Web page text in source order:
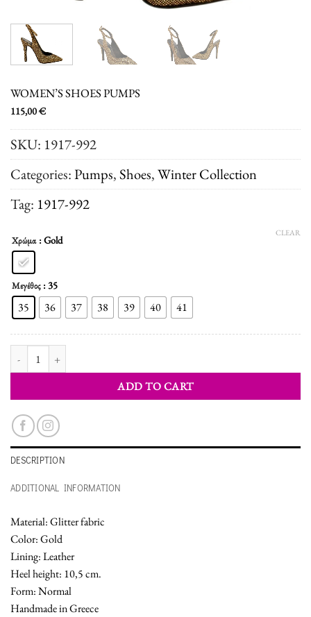
WOMEN’S SHOES PUMPS
115,00€
SKU: 1917-992
Categories:Pumps,Shoes,Winter Collection
Tag: 1917-992
Χρώμα : Gold
Μεγέθος : 35
35 36 37 38 39 40 41
CLEAR
ADD TO CART
DESCRIPTION
ADDITIONAL INFORMATION
Material: Glitter fabric
Color: Gold
Lining: Leather
Heel height: 10,5 cm.
Form: Normal
Handmade in Greece